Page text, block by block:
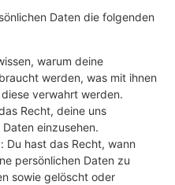
Daten die folgenden
warum deine
werden, was mit ihnen
verwahrt werden.
Recht, deine uns
einzusehen.
Du hast das Recht, wann
persönlichen Daten zu
sowie gelöscht oder